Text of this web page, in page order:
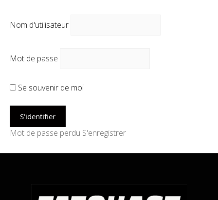
Nom d'utilisateur
Mot de passe
Se souvenir de moi
Mot de passe perdu S'enregistrer